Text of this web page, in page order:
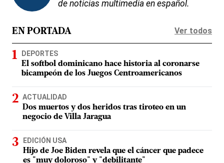
de noticias multimedia en español.
EN PORTADA Ver todos
DEPORTES
El softbol dominicano hace historia al coronarse
bicampeón de los Juegos Centroamericanos
ACTUALIDAD
Dos muertos y dos heridos tras tiroteo en un
negocio de Villa Jaragua
EDICIÓN USA
Hijo de Joe Biden revela que el cáncer que padece
es "muy doloroso" y "debilitante"